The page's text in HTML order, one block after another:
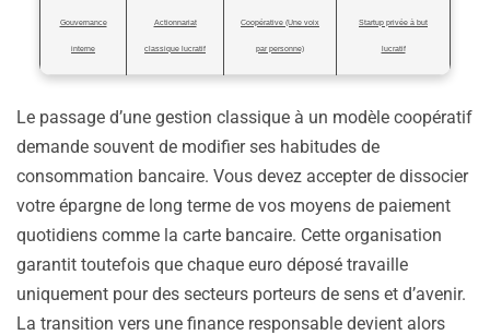
Gouvernance
interne
Actionnariat
classique lucratif
Coopérative (Une voix
par personne)
Startup privée à but
lucratif
Le passage d’une gestion classique à un modèle coopératif
demande souvent de modifier ses habitudes de
consommation bancaire. Vous devez accepter de dissocier
votre épargne de long terme de vos moyens de paiement
quotidiens comme la carte bancaire. Cette organisation
garantit toutefois que chaque euro déposé travaille
uniquement pour des secteurs porteurs de sens et d’avenir.
La transition vers une finance responsable devient alors